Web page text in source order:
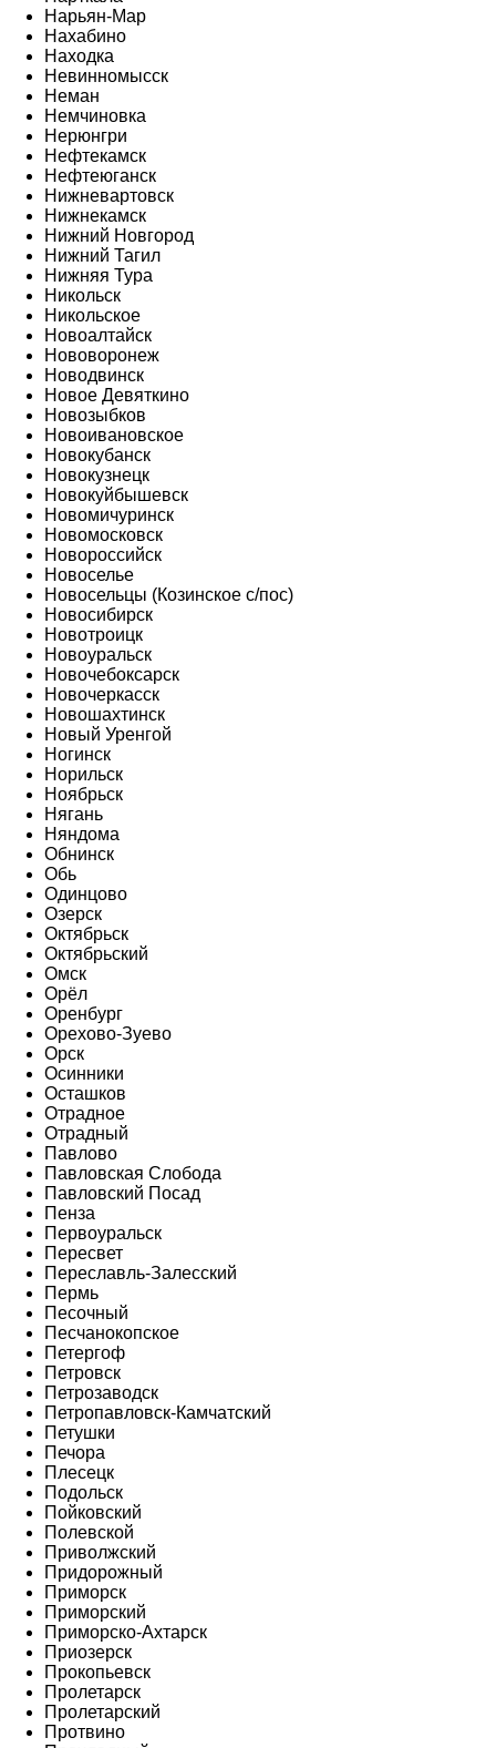
Нарьян-Мар
Нахабино
Находка
Невинномысск
Неман
Немчиновка
Нерюнгри
Нефтекамск
Нефтеюганск
Нижневартовск
Нижнекамск
Нижний Новгород
Нижний Тагил
Нижняя Тура
Никольск
Никольское
Новоалтайск
Нововоронеж
Новодвинск
Новое Девяткино
Новозыбков
Новоивановское
Новокубанск
Новокузнецк
Новокуйбышевск
Новомичуринск
Новомосковск
Новороссийск
Новоселье
Новосельцы (Козинское с/пос)
Новосибирск
Новотроицк
Новоуральск
Новочебоксарск
Новочеркасск
Новошахтинск
Новый Уренгой
Ногинск
Норильск
Ноябрьск
Нягань
Няндома
Обнинск
Обь
Одинцово
Озерск
Октябрьск
Октябрьский
Омск
Орёл
Оренбург
Орехово-Зуево
Орск
Осинники
Осташков
Отрадное
Отрадный
Павлово
Павловская Слобода
Павловский Посад
Пенза
Первоуральск
Пересвет
Переславль-Залесский
Пермь
Песочный
Песчанокопское
Петергоф
Петровск
Петрозаводск
Петропавловск-Камчатский
Петушки
Печора
Плесецк
Подольск
Пойковский
Полевской
Приволжский
Придорожный
Приморск
Приморский
Приморско-Ахтарск
Приозерск
Прокопьевск
Пролетарск
Пролетарский
Протвино